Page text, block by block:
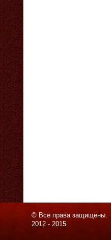
© Все права защищены.
2012 - 2015